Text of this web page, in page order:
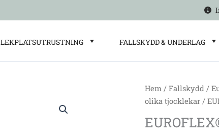
LEKPLATSUTRUSTNING FALLSKYDD & UNDERLAG
Hem /Fallskydd /
olika tjocklekar /
EUROFLEX®
profile